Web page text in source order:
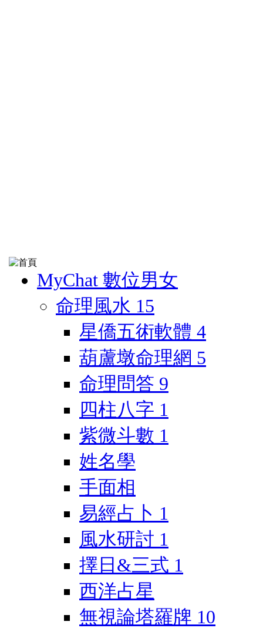
MyChat 數位男女
命理風水 15
星僑五術軟體 4
葫蘆墩命理網 5
命理問答 9
四柱八字 1
紫微斗數 1
姓名學
手面相
易經占卜 1
風水研討 1
擇日&三式 1
西洋占星
無視論塔羅牌 10